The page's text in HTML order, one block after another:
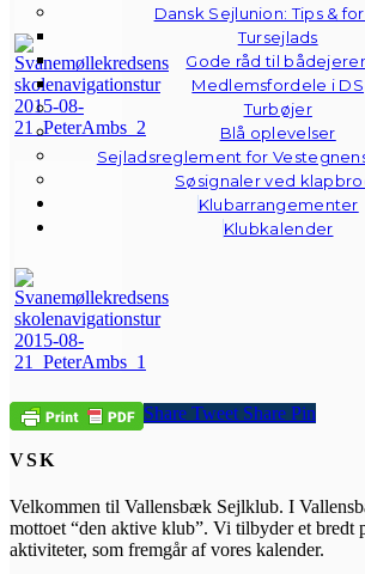
Dansk Sejlunion: Tips &
Tursejlads
Gode råd til
Medlemsfordele i DS
Turbøjer
Blå oplevelser
Sejladsreglement for
Søsignaler ved
Klubarrangementer
Klubkalender
Share Tweet Share Pin
VSK
Velkommen til Vallensbæk Sejlklub. I
mottoet “den aktive klub”. Vi tilbyder et bredt
aktiviteter, som fremgår af vores kalender.